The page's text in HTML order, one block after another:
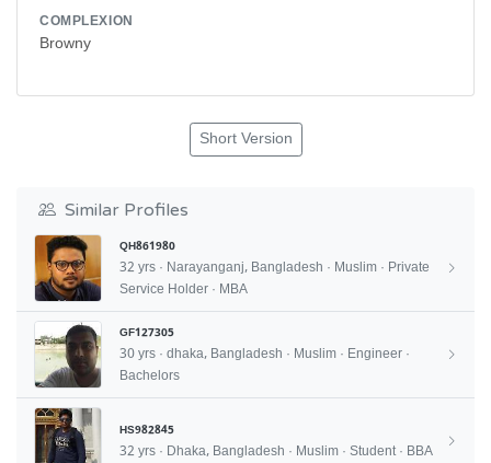
COMPLEXION
Browny
Short Version
Similar Profiles
QH861980
32 yrs · Narayanganj, Bangladesh · Muslim · Private
Service Holder · MBA
GF127305
30 yrs · dhaka, Bangladesh · Muslim · Engineer ·
Bachelors
HS982845
32 yrs · Dhaka, Bangladesh · Muslim · Student · BBA